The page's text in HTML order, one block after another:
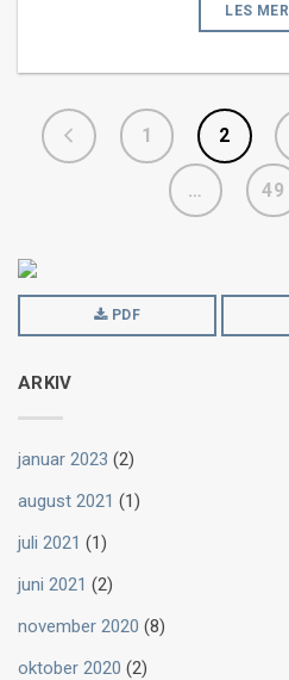
LES MER
Posts
navigation
1 2
… 49
PDF
ARKIV
januar 2023 (2)
august 2021 (1)
juli 2021 (1)
juni 2021 (2)
november 2020 (8)
oktober 2020 (2)